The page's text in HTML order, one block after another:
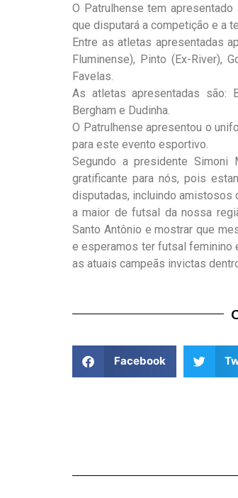
O Patrulhense tem apresentado
que disputará a competição e a
Entre as atletas apresentadas
Fluminense), Pinto (Ex-River),
Favelas.
As atletas apresentadas são:
Bergham e Dudinha.
O Patrulhense apresentou o
para este evento esportivo.
Segundo a presidente Simoni
gratificante para nós, pois
disputadas, incluindo amistosos
a maior de futsal da nossa
Santo Antônio e mostrar que
e esperamos ter futsal feminino
as atuais campeãs invictas
Facebook